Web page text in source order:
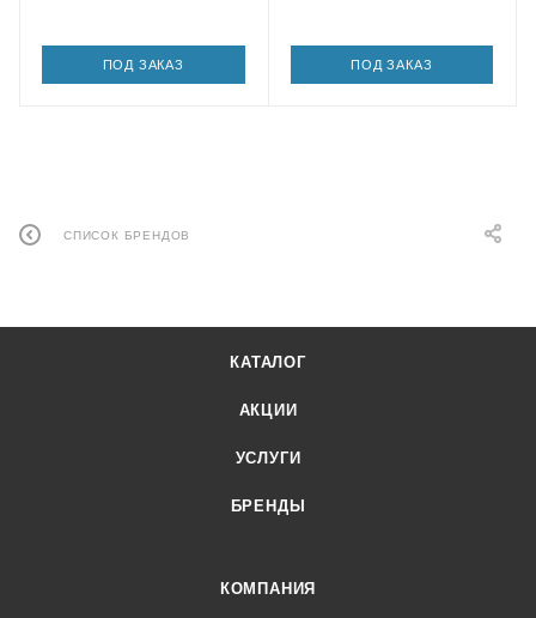
ПОД ЗАКАЗ ПОД ЗАКАЗ
СПИСОК БРЕНДОВ
КАТАЛОГ
АКЦИИ
УСЛУГИ
БРЕНДЫ
КОМПАНИЯ